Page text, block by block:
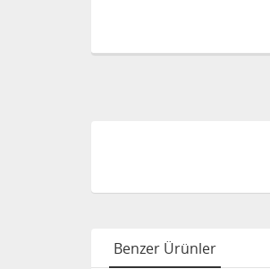
Benzer Ürünler